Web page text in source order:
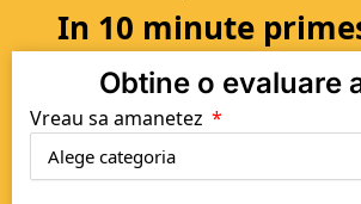
In 10 minute
Obtine o evaluare
Vreau sa amanetez